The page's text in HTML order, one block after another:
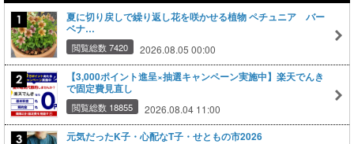
夏に切り戻しで繰り返し花を咲かせる植物 ペチュニア バー
ベナ…
閲覧総数 7420 2026.08.05 00:00
【3,000ポイント進呈×抽選キャンペーン実施中】楽天でんき
で固定費見直し
閲覧総数 18855 2026.08.04 11:00
元気だったK子・心配なT子・せともの市2026